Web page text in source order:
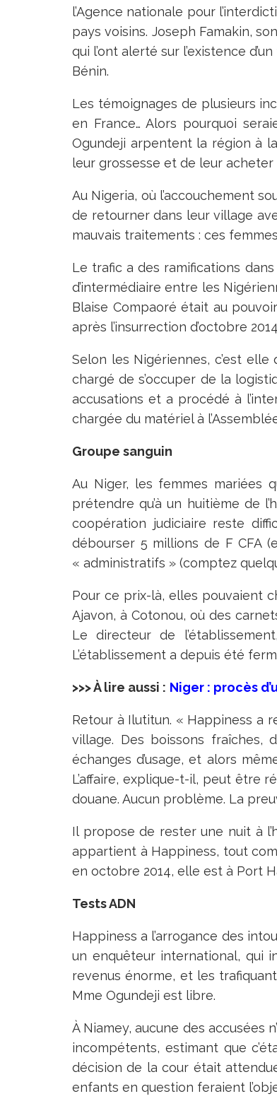
l’Agence nationale pour
pays voisins. Joseph Famakin,
qui l’ont alerté sur l’existence
Bénin.
Les témoignages de plusieurs
en France… Alors pourquoi
Ogundeji arpentent la région à
leur grossesse et de leur
Au Nigeria, où l’accouchement
de retourner dans leur village
mauvais traitements : ces
Le trafic a des ramifications
d’intermédiaire entre les
Blaise Compaoré était au
après l’insurrection d’octobre
Selon les Nigériennes, c’est
chargé de s’occuper de la
accusations et a procédé à
chargée du matériel à
Groupe sanguin
Au Niger, les femmes mariées
prétendre qu’à un huitième de
coopération judiciaire reste
débourser 5 millions de F CFA
« administratifs » (comptez
Pour ce prix-là, elles pouvaient
Ajavon, à Cotonou, où des
Le directeur de
L’établissement a depuis été
>>> À lire aussi : Niger : procès
Retour à Ilutitun. « Happiness a
village. Des boissons fraîches,
échanges d’usage, et alors
L’affaire, explique-t-il, peut être
douane. Aucun problème. La
Il propose de rester une nuit à
appartient à Happiness, tout
en octobre 2014, elle est à Port
Tests ADN
Happiness a l’arrogance des
un enquêteur international, qui
revenus énorme, et les
Mme Ogundeji est libre.
À Niamey, aucune des accusées
incompétents, estimant que
décision de la cour était
enfants en question feraient